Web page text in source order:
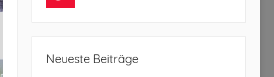
Neueste Beiträge